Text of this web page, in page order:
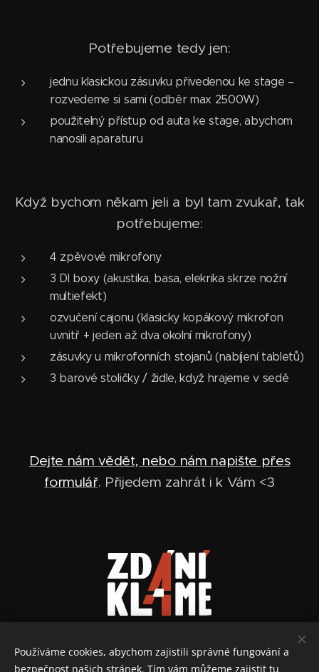
Potřebujeme tedy jen:
jednu klasickou zásuvku přivedenou ke stage –
rozvedeme si sami (odběr max 2500W)
použitelný přístup od auta ke stage, abychom
nanosili aparaturu
Když bychom někam jeli a byl tam zvukař, tak
potřebujeme:
4 zpěvové mikrofony
3 DI boxy (akustika, basa, elekrika skrze nožní
multiefekt)
ozvučení cajonu (klasicky kopákový mikrofon
uvnitř + jeden až dva okolní mikrofony)
zásuvky u mikrofonních stojanů (nabíjení tabletů)
3 barové stoličky / židle, když hrajeme v sedě
Dejte nám vědět, nebo nám napište přes
formulář. Přijedem zahrát i k Vám <3
Používáme cookies, abychom zajistili správné fungování a
bezpečnost našich stránek. Tím vám můžeme zajistit tu